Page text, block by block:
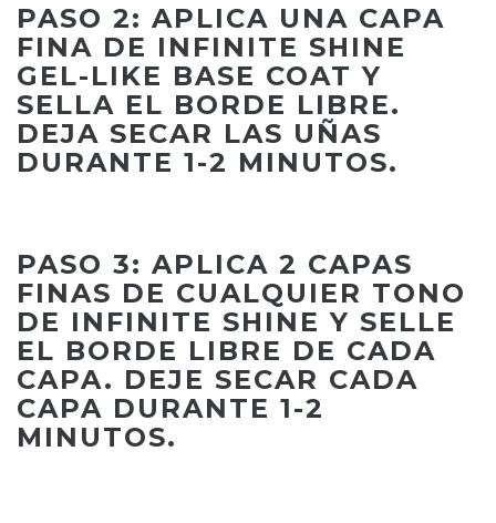
PASO 2: APLICA UNA CAPA
FINA DE INFINITE SHINE
GEL-LIKE BASE COAT Y
SELLA EL BORDE LIBRE.
DEJA SECAR LAS UÑAS
DURANTE 1-2 MINUTOS.
PASO 3: APLICA 2 CAPAS
FINAS DE CUALQUIER TONO
DE INFINITE SHINE Y SELLE
EL BORDE LIBRE DE CADA
CAPA. DEJE SECAR CADA
CAPA DURANTE 1-2
MINUTOS.